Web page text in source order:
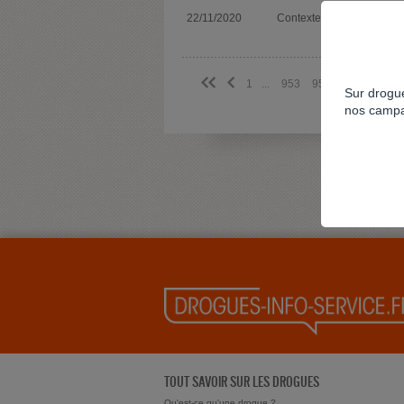
22/11/2020 Contexte spécifique
<< < 1 953 954
TOUT SAVOIR SUR LES DROGUES
Sur
nos